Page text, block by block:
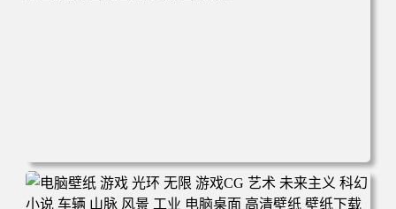
电脑壁纸 游戏 黑色神话 悟空 森林 自然 艺术品 电脑桌面 高
清壁纸 壁纸下载 壁纸大全